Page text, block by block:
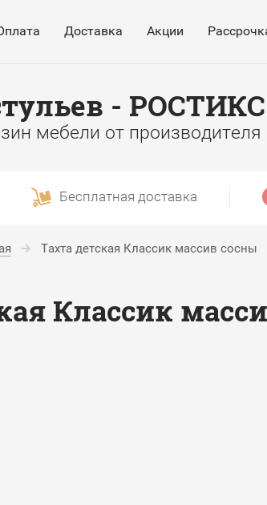
Доставка Акции
- РОСТИКС
мебели от производителя
Бесплатная доставка
Тахта детская Классик массив сосны
Классик